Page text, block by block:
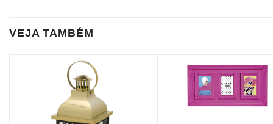
VEJA TAMBÉM